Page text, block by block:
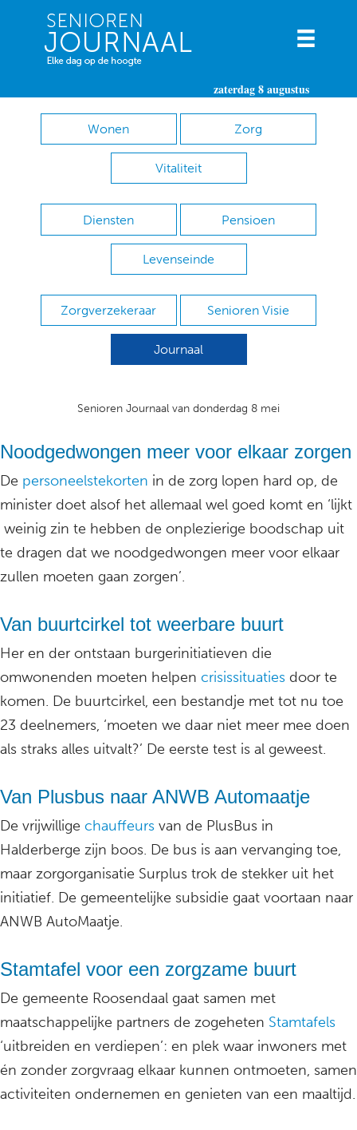
zaterdag 8 augustus
Wonen Zorg
Vitaliteit
Diensten Pensioen
Levenseinde
Zorgverzekeraar Senioren Visie
Journaal
Senioren Journaal van donderdag 8 mei
Noodgedwongen meer voor elkaar zorgen
De personeelstekorten in de zorg lopen hard op, de
minister doet alsof het allemaal wel goed komt en ‘lijkt
weinig zin te hebben de onplezierige boodschap uit
te dragen dat we noodgedwongen meer voor elkaar
zullen moeten gaan zorgen’.
Van buurtcirkel tot weerbare buurt
Her en der ontstaan burgerinitiatieven die
omwonenden moeten helpen crisissituaties door te
komen. De buurtcirkel, een bestandje met tot nu toe
23 deelnemers, ‘moeten we daar niet meer mee doen
als straks alles uitvalt?’ De eerste test is al geweest.
Van Plusbus naar ANWB Automaatje
De vrijwillige chauffeurs van de PlusBus in
Halderberge zijn boos. De bus is aan vervanging toe,
maar zorgorganisatie Surplus trok de stekker uit het
initiatief. De gemeentelijke subsidie gaat voortaan naar
ANWB AutoMaatje.
Stamtafel voor een zorgzame buurt
De gemeente Roosendaal gaat samen met
maatschappelijke partners de zogeheten Stamtafels
‘uitbreiden en verdiepen’: en plek waar inwoners met
én zonder zorgvraag elkaar kunnen ontmoeten, samen
activiteiten ondernemen en genieten van een maaltijd.